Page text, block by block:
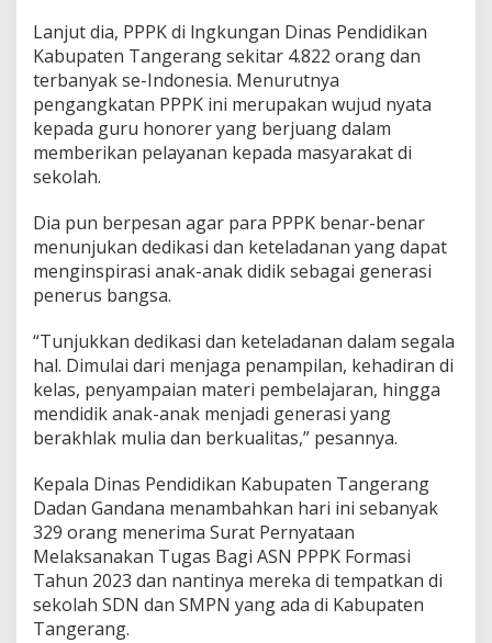
M
e
l
a
k
s
n
a
n
u
g
s
Lanjut dia, PPPK di lngkungan Dinas Pendidikan
Kabupaten Tangerang sekitar 4.822 orang dan
terbanyak se-Indonesia. Menurutnya
pengangkatan PPPK ini merupakan wujud nyata
kepada guru honorer yang berjuang dalam
memberikan pelayanan kepada masyarakat di
sekolah.
Dia pun berpesan agar para PPPK benar-benar
menunjukan dedikasi dan keteladanan yang dapat
menginspirasi anak-anak didik sebagai generasi
penerus bangsa.
“Tunjukkan dedikasi dan keteladanan dalam segala
hal. Dimulai dari menjaga penampilan, kehadiran di
kelas, penyampaian materi pembelajaran, hingga
mendidik anak-anak menjadi generasi yang
berakhlak mulia dan berkualitas,” pesannya.
Kepala Dinas Pendidikan Kabupaten Tangerang
Dadan Gandana menambahkan hari ini sebanyak
329 orang menerima Surat Pernyataan
Melaksanakan Tugas Bagi ASN PPPK Formasi
Tahun 2023 dan nantinya mereka di tempatkan di
sekolah SDN dan SMPN yang ada di Kabupaten
Tangerang.